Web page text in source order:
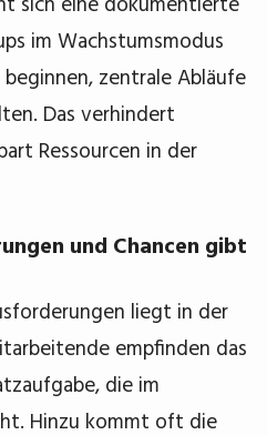
im Wachstumsmodus
zentrale Abläufe
Das verhindert
Ressourcen in der
und Chancen gibt
liegt in der
empfinden das
die im
Hinzu kommt oft die